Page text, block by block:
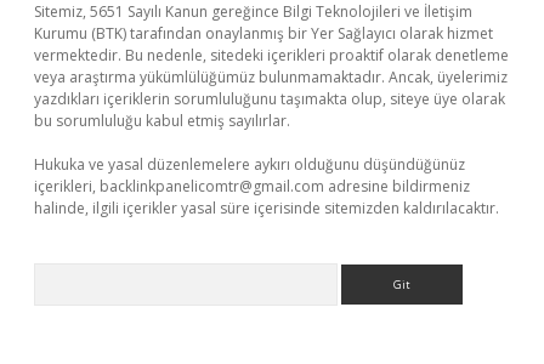
Sitemiz, 5651 Sayılı Kanun gereğince Bilgi Teknolojileri ve İletişim
Kurumu (BTK) tarafından onaylanmış bir Yer Sağlayıcı olarak hizmet
vermektedir. Bu nedenle, sitedeki içerikleri proaktif olarak denetleme
veya araştırma yükümlülüğümüz bulunmamaktadır. Ancak, üyelerimiz
yazdıkları içeriklerin sorumluluğunu taşımakta olup, siteye üye olarak
bu sorumluluğu kabul etmiş sayılırlar.
Hukuka ve yasal düzenlemelere aykırı olduğunu düşündüğünüz
içerikleri, backlinkpanelicomtr@gmail.com adresine bildirmeniz
halinde, ilgili içerikler yasal süre içerisinde sitemizden kaldırılacaktır.